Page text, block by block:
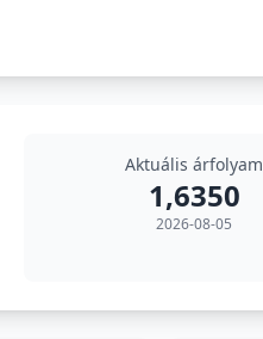
Aktuális árfolyam
1,6350
2026-08-05